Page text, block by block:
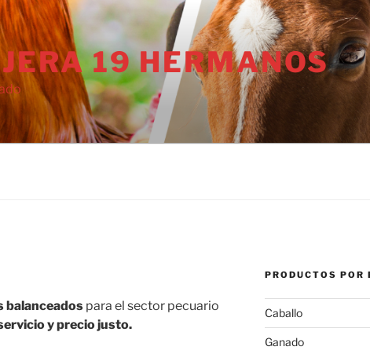
19 HERMANOS
balanceados para el sector pecuario
y precio justo.
PRODUCTOS POR
Caballo
Ganado